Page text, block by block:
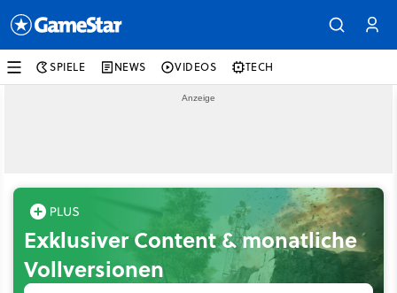
SPIELE NEWS VIDEOS TECH
Exklusiver Content & monatliche
Vollversionen